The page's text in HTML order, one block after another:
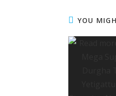
b
o
s
A
YOU